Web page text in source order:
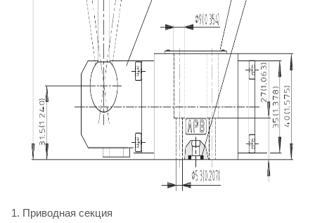
1. Приводная секция